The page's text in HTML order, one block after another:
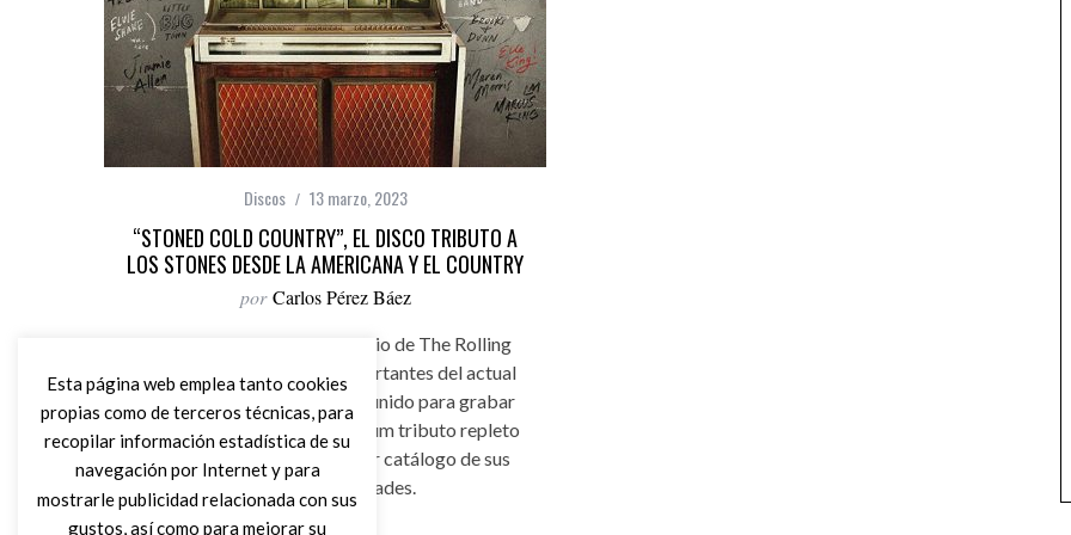
Discos 13 marzo, 2023
“STONED COLD COUNTRY”, EL DISCO TRIBUTO A
LOS STONES DESDE LA AMERICANA Y EL COUNTRY
por Carlos Pérez Báez
Para celebrar el 60 Aniversario de The Rolling
Stones, las estrellas más importantes del actual
Country Americano se han reunido para grabar
“Stoned Cold Country”, un álbum tributo repleto
de versiones del espectacular catálogo de sus
Satánicas Majestades.
Esta página web emplea tanto cookies
propias como de terceros técnicas, para
recopilar información estadística de su
navegación por Internet y para
mostrarle publicidad relacionada con sus
gustos, así como para mejorar su